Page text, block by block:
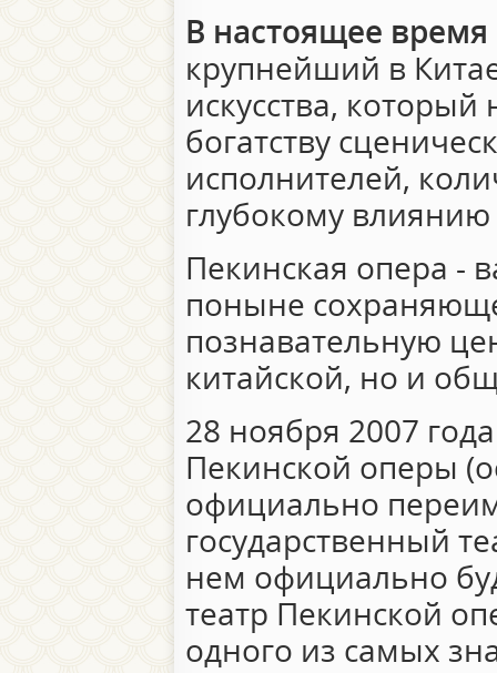
В настоящее
крупнейший в
искусства,
богатству
исполнителей,
глубокому
Пекинская опера -
поныне
познавательную
китайской, но и
28 ноября 2007
Пекинской оперы
официально
государственный
нем официально
театр Пекинской
одного из самых